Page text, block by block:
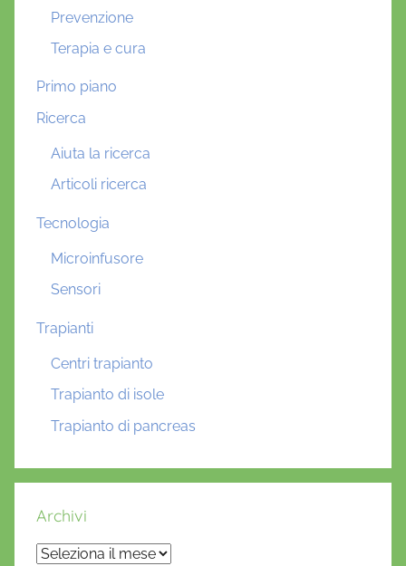
Prevenzione
Terapia e cura
Primo piano
Ricerca
Aiuta la ricerca
Articoli ricerca
Tecnologia
Microinfusore
Sensori
Trapianti
Centri trapianto
Trapianto di isole
Trapianto di pancreas
Archivi
Archivi